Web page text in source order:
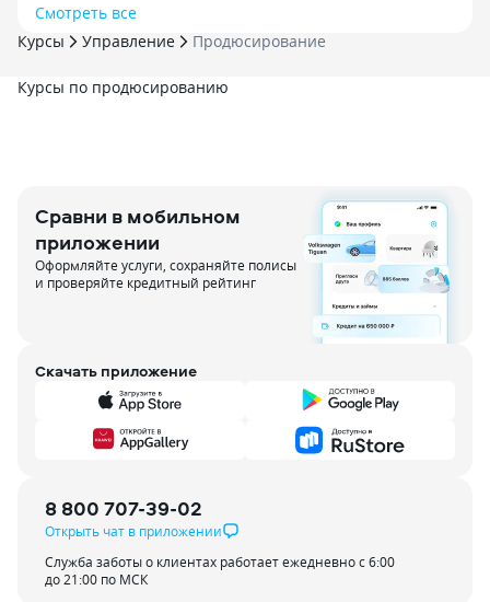
Курсы по продюсированию
Смотреть все
Курсы
Управление Продюсирование
Сравни в мобильном
приложении
Оформляйте услуги, сохраняйте полисы
и проверяйте кредитный рейтинг
Скачать приложение
8 800 707-39-02
Открыть чат в приложении
Служба заботы о клиентах работает ежедневно с 6:00
до 21:00 по МСК